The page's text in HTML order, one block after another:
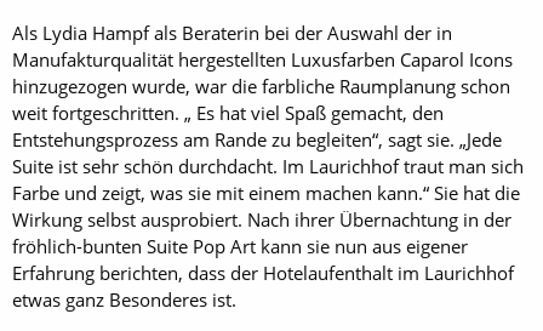
Als Lydia Hampf als Beraterin bei der Auswahl der in
Manufakturqualität hergestellten Luxusfarben Caparol Icons
hinzugezogen wurde, war die farbliche Raumplanung schon
weit fortgeschritten. „ Es hat viel Spaß gemacht, den
Entstehungsprozess am Rande zu begleiten“, sagt sie. „Jede
Suite ist sehr schön durchdacht. Im Laurichhof traut man sich
Farbe und zeigt, was sie mit einem machen kann.“ Sie hat die
Wirkung selbst ausprobiert. Nach ihrer Übernachtung in der
fröhlich-bunten Suite Pop Art kann sie nun aus eigener
Erfahrung berichten, dass der Hotelaufenthalt im Laurichhof
etwas ganz Besonderes ist.